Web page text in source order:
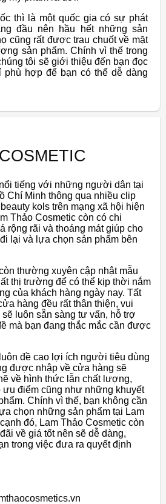
thì là một quốc gia có sự phát
đầu nên hầu hết những sản
cũng rất được trau chuốt về mặt
sản phẩm. Chính vì thế trong
tôi sẽ giới thiệu đến bạn đọc
phù hợp để bạn có thể dễ dàng
tiếng với những người dân tại
Chí Minh thông qua nhiều clip
kols trên mạng xã hội hiện
Thảo Cosmetic còn có chi
rộng rãi và thoáng mát giúp cho
lại và lựa chọn sản phẩm bên
thường xuyên cập nhật mẫu
thị trường để có thể kịp thời nắm
của khách hàng ngày nay. Tất
hàng đều rất thân thiện, vui
luôn sẵn sàng tư vấn, hỗ trợ
mà bạn đang thắc mắc cần được
đề cao lợi ích người tiêu dùng
được nhập về cửa hàng sẽ
về hình thức lẫn chất lượng,
ưu điểm cũng như những khuyết
Chính vì thế, bạn không cần
chọn những sản phẩm tại Lam
đó, Lam Thảo Cosmetic còn
về giá tốt nên sẽ dễ dàng,
trong việc đưa ra quyết định